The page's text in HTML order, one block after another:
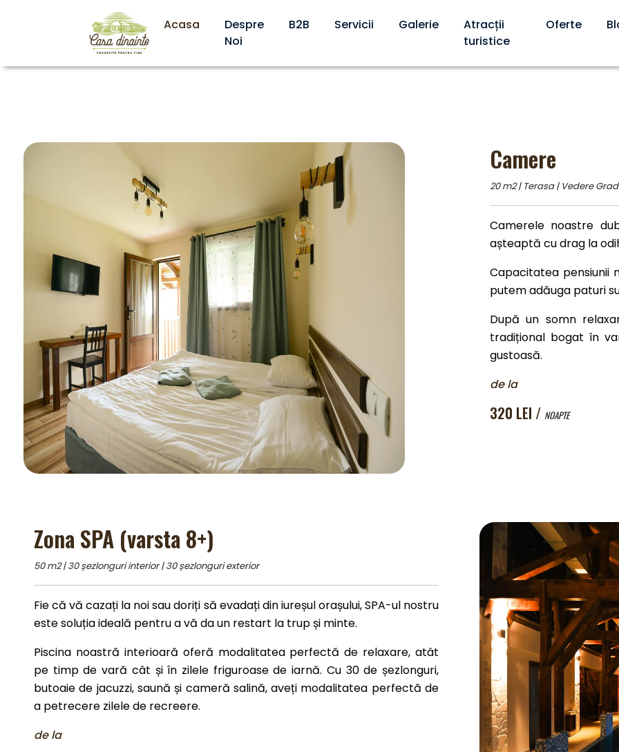
Acasa
Despre
Noi
B2B Servicii Galerie
Atracții
turistice
Oferte
Camere
20 m2 | Terasa | Vedere
Camerele noastre
așteaptă cu drag la
Capacitatea pensiunii
putem adăuga paturi
După un somn
tradițional bogat în
gustoasă.
de la
320 LEI / NOAPTE
Zona SPA (varsta 8+)
50 m2 | 30 șezlonguri interior | 30 șezlonguri exterior
Fie că vă cazați la noi sau doriți să evadați din iureșul orașului, SPA-ul nostru
este soluția ideală pentru a vă da un restart la trup și minte.
Piscina noastră interioară oferă modalitatea perfectă de relaxare, atât
pe timp de vară cât și în zilele friguroase de iarnă. Cu 30 de șezlonguri,
butoaie de jacuzzi, saună și cameră salină, aveți modalitatea perfectă de
a petrecere zilele de recreere.
de la